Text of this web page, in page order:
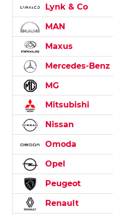
Lynk & Co
MAN
Maxus
Mercedes-Benz
MG
Mitsubishi
Nissan
Omoda
Opel
Peugeot
Renault